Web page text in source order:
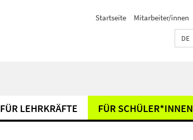
Startseite Mitarbeiter/innen
DE
FÜR LEHRKRÄFTE FÜR SCHÜLER*INNEN